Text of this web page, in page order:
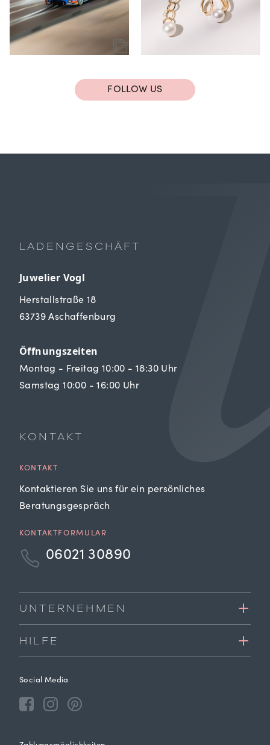
FOLLOW US
LADENGESCHÄFT
Juwelier Vogl
Herstallstraße 18
63739 Aschaffenburg
Öffnungszeiten
Montag - Freitag 10:00 - 18:30 Uhr
Samstag 10:00 - 16:00 Uhr
KONTAKT
KONTAKT
Kontaktieren Sie uns für ein persönliches
Beratungsgespräch
KONTAKTFORMULAR
06021 30890
UNTERNEHMEN
HILFE
Social Media